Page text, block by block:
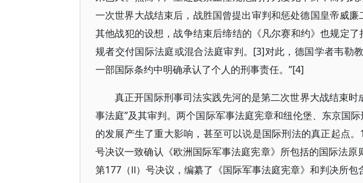
一次世界大战结束后，战胜国曾提出审判和惩处德国皇帝威
其他战犯的设想，战争结束后缔结的《凡尔赛和约》也规定
规者交付国际法庭或混合法庭审判。[3]对此，德国学者韦勒
一部国际条约中明确承认了个人的刑事责任。”[4]
真正开国际刑事司法实践先河的是第二次世界大战结束时
事法庭”及其审判。两个国际军事法庭宪章和纽伦堡、东京国
的发展产生了重大影响，甚至可以说是国际刑法的真正起点。
号决议一致确认《欧洲国际军事法庭宪章》所包括的国际法
第177（Ⅱ）号决议，编纂了《国际军事法庭宪章》和判决所包